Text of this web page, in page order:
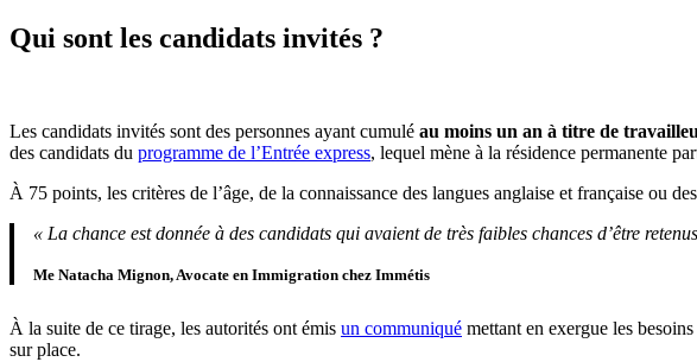
Qui sont les candidats invités ?
Les candidats invités sont des personnes ayant cumulé au moins un an à titre de
des candidats du programme de l’Entrée express, lequel mène à la résidence permanente
À 75 points, les critères de l’âge, de la connaissance des langues anglaise et française ou
« La chance est donnée à des candidats qui avaient de très faibles chances d’être
Me Natacha Mignon, Avocate en Immigration chez Immétis
À la suite de ce tirage, les autorités ont émis un communiqué mettant en exergue les
sur place.